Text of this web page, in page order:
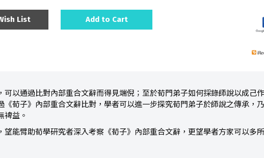
List Add to Cart
可以通過比對內部重合文辭而得見端倪；至於荀門弟子如何採錄師說以成己
《荀子》內部重合文辭比對，學者可以進一步探究荀門弟子於師說之傳承，
裨益。
望能臂助荀學研究者深入考察《荀子》內部重合文辭，更望學者方家可以多